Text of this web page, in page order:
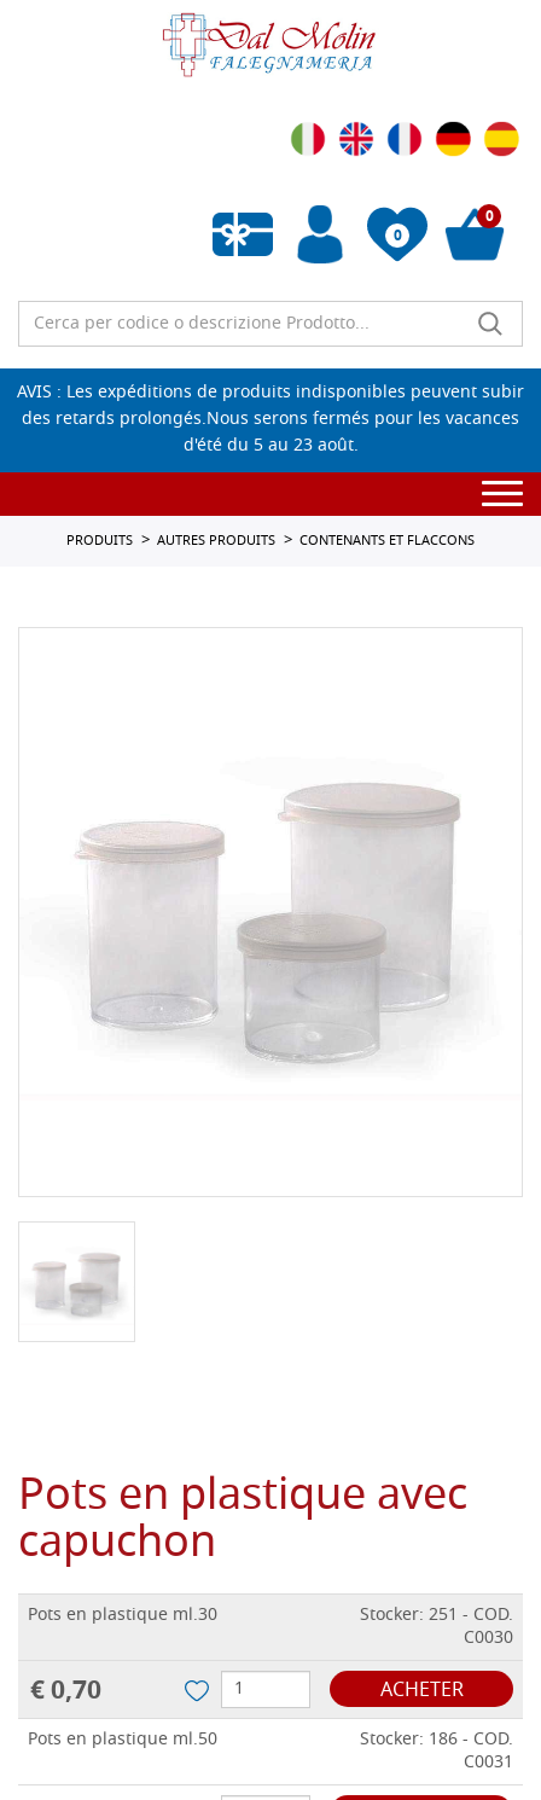
0
Liste de souhaits vide
0
AVIS : Les expéditions de produits indisponibles peuvent subir
des retards prolongés.Nous serons fermés pour les vacances
d'été du 5 au 23 août.
PRODUITS AUTRES PRODUITS CONTENANTS ET FLACCONS
Pots en plastique avec
capuchon
Pots en plastique ml.30
Stocker: 251 - COD.
C0030
€ 0,70 ACHETER
Pots en plastique ml.50
Stocker: 186 - COD.
C0031